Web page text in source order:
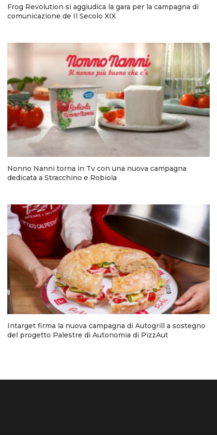
Frog Revolution si aggiudica la gara per la campagna di
comunicazione de Il Secolo XIX
Nonno Nanni torna in Tv con una nuova campagna
dedicata a Stracchino e Robiola
Intarget firma la nuova campagna di Autogrill a sostegno
del progetto Palestre di Autonomia di PizzAut